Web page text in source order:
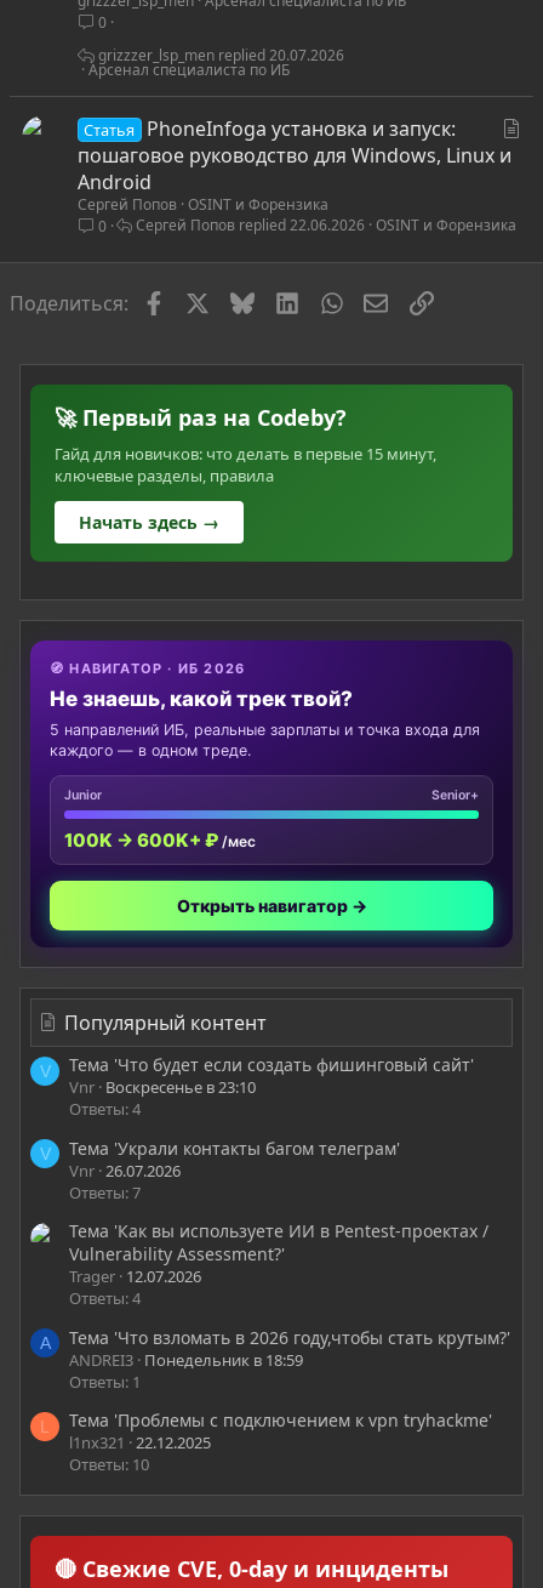
0
Арсенал специалиста по ИБ
20.07.2026
grizzzer_lsp_men
я
Статья
PhoneInfoga установка и запуск:
пошаговое руководство для Windows, Linux и
Android
Сергей Попов OSINT и Форензика
0
OSINT и Форензика
22.06.2026
Сергей Попов
Поделиться: FacebookBlueskyLinkedInWhatsAppЭлектронная
Ссылка
🚀 Первый раз на Codeby?
Гайд для новичков: что делать в первые 15 минут,
ключевые разделы, правила
Начать здесь →
🧭 НАВИГАТОР · ИБ 2026
Не знаешь, какой трек твой?
5 направлений ИБ, реальные зарплаты и точка входа для
каждого — в одном треде.
Junior Senior+
100K → 600K+ ₽ /мес
Открыть навигатор →
Популярный контент
V Тема 'Что будет если создать фишинговый сайт'
Vnr Воскресенье в 23:10
Ответы: 4
V Тема 'Украли контакты багом телеграм'
Vnr 26.07.2026
Ответы: 7
Тема 'Как вы используете ИИ в Pentest-проектах /
Vulnerability Assessment?'
Trager 12.07.2026
Ответы: 4
A Тема 'Что взломать в 2026 году,чтобы стать крутым?'
ANDREI3 Понедельник в 18:59
Ответы: 1
L Тема 'Проблемы с подключением к vpn tryhackme'
l1nx321
22.12.2025
Ответы: 10
🔴 Свежие CVE, 0-day и инциденты